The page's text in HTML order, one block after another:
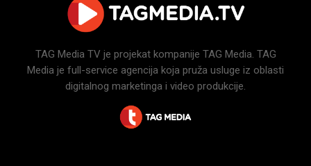
TAG Media TV je projekat kompanije TAG Media. TAG
Media je full-service agencija koja pruža usluge iz oblasti
digitalnog marketinga i video produkcije.